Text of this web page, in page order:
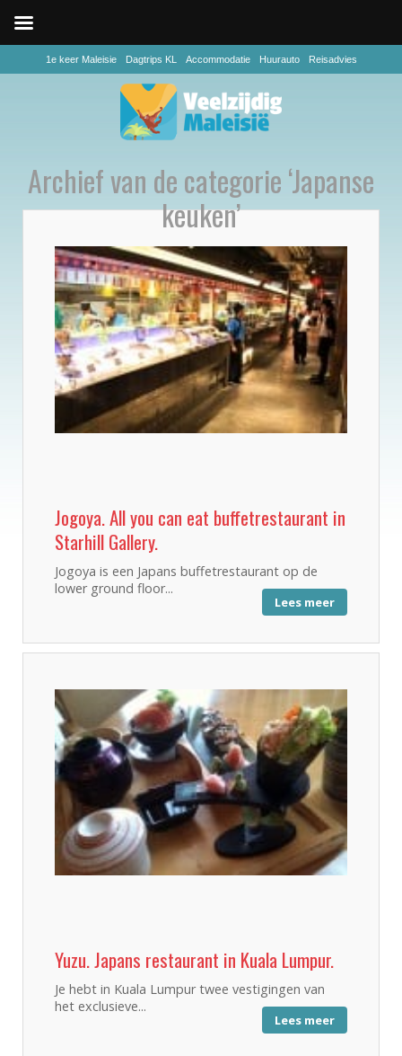
1e keer Maleisie Dagtrips KL Accommodatie Huurauto Reisadvies
Archief van de categorie ‘Japanse
keuken’
Jogoya. All you can eat buffetrestaurant in
Starhill Gallery.
Jogoya is een Japans buffetrestaurant op de
lower ground floor...
Lees meer
Yuzu. Japans restaurant in Kuala Lumpur.
Je hebt in Kuala Lumpur twee vestigingen van
het exclusieve...
Lees meer